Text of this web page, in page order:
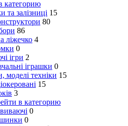
категорию
та залізниці 15
80
86
ліжечко 4
0
ігри 2
іграшки 0
техніки 15
15
3
в категорию
0
0